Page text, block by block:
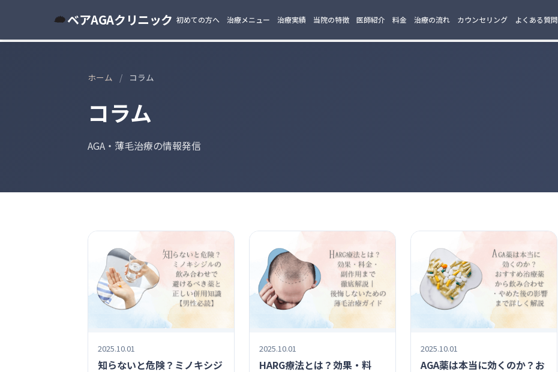
ベアAGAクリニック 初めての方へ 治療メニュー 治療実績 当院の特徴 医師紹介 料金 治療の流れ カウンセリング よくある質問
ホーム / コラム
コラム
AGA・薄毛治療の情報発信
2025.10.01
知らないと危険？ミノキシジ
2025.10.01
HARG療法とは？効果・料
2025.10.01
AGA薬は本当に効くのか？お